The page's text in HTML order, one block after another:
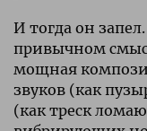
И тогда он
привычном
мощная
звуков (как
(как треск